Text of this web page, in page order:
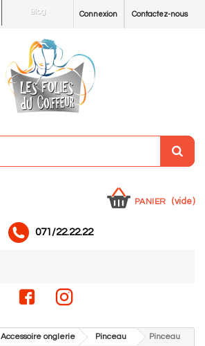
Contactez-nous
Connexion
Blog
PANIER (vide)
071/22.22.22
Accessoire onglerie Pinceau
Pinceau